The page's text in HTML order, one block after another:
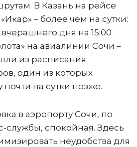
В Казань на рейсе
– более чем на сутки:
дня на 15:00
на авиалинии Сочи –
из расписания
один из которых
почти на сутки позже.
в аэропорту Сочи, по
спокойная. Здесь
неудобства для